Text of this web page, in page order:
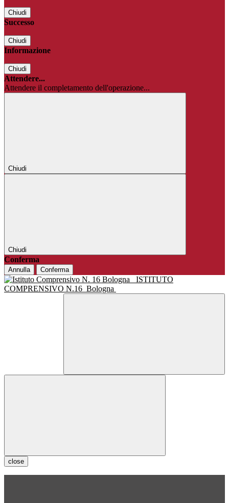
Chiudi
Successo
Chiudi
Informazione
Chiudi
Attendere...
Attendere il completamento dell'operazione...
Chiudi
Chiudi
Conferma
Annulla Conferma
ISTITUTO
COMPRENSIVO N.16 Bologna
close